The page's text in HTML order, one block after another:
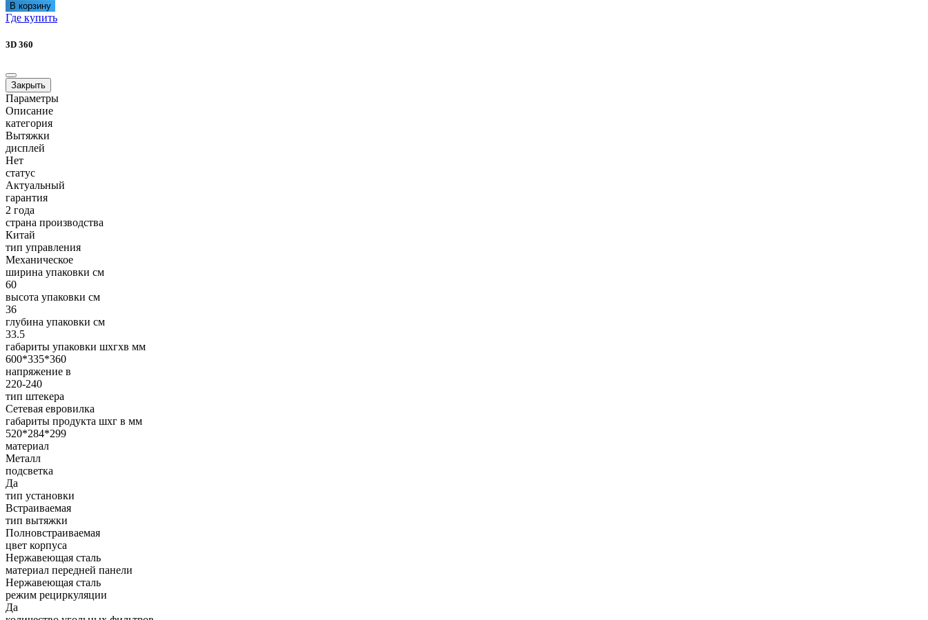
В корзину
Где купить
3D 360
Закрыть
Параметры
Описание
категория
Вытяжки
дисплей
Нет
статус
Актуальный
гарантия
2 года
страна производства
Китай
тип управления
Механическое
ширина упаковки см
60
высота упаковки см
36
глубина упаковки см
33.5
габариты упаковки шxгxв мм
600*335*360
напряжение в
220-240
тип штекера
Сетевая евровилка
габариты продукта шхг в мм
520*284*299
материал
Металл
подсветка
Да
тип установки
Встраиваемая
тип вытяжки
Полновстраиваемая
цвет корпуса
Нержавеющая сталь
материал передней панели
Нержавеющая сталь
режим рециркуляции
Да